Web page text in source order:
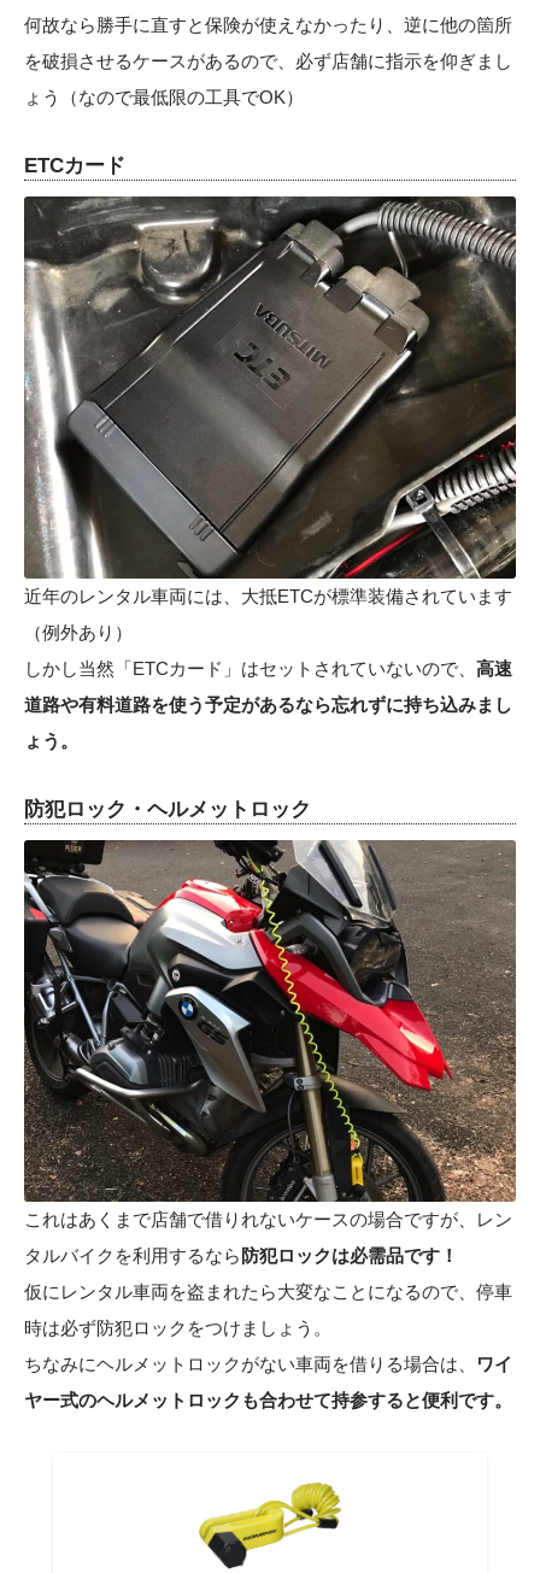
何故なら勝手に直すと保険が使えなかったり、逆に他の箇所
を破損させるケースがあるので、必ず店舗に指示を仰ぎまし
ょう（なので最低限の工具でOK）
ETCカード
近年のレンタル車両には、大抵ETCが標準装備されています
（例外あり）
しかし当然「ETCカード」はセットされていないので、 高速
道路や有料道路を使う予定があるなら忘れずに持ち込みまし
ょう。
防犯ロック・ヘルメットロック
これはあくまで店舗で借りれないケースの場合ですが、レン
タルバイクを利用するなら 防犯ロックは必需品です！
仮にレンタル車両を盗まれたら大変なことになるので、停車
時は必ず防犯ロックをつけましょう。
ちなみにヘルメットロックがない車両を借りる場合は、
ワイ
ヤー式のヘルメットロックも合わせて持参すると便利です。